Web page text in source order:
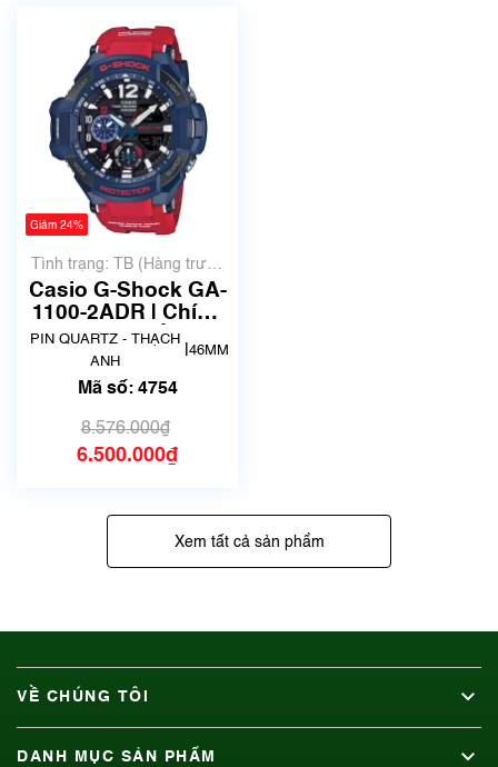
Giảm 24%
Tình trạng: TB (Hàng trưng
bày, thanh lý)
Casio G-Shock GA-
1100-2ADR | Chính
hãng | Mã số 4754
PIN QUARTZ - THẠCH
ANH
46MM
Mã số: 4754
8.576.000₫
6.500.000₫
Xem tất cả sản phẩm
VỀ CHÚNG TÔI
DANH MỤC SẢN PHẨM